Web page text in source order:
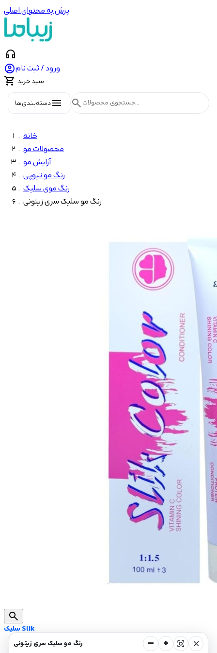
پرش به محتوای اصلی
headphones
ورود / ثبت نام
 سبد خرید
menuدسته‌بندی‌ها search
خانه
محصولات مو
آرایش مو
رنگ مو تیوپی
رنگ موی سلیک
رنگ مو سلیک سری زیتونی
search
رنگ مو سلیک سری زیتونی − + center_focus_strong close
سلیک Slik